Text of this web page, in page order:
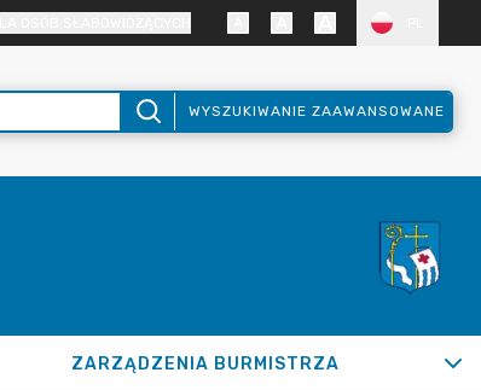
WYSZUKIWANIE ZAAWANSOWANE
ZARZĄDZENIA BURMISTRZA